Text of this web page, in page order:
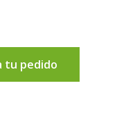
tu pedido